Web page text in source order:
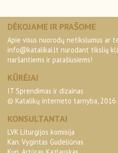
DĖKOJAME IR PRAŠOME
Apie visus nuorodų netikslumus ar
info@katalikai.lt nurodant tikslią
naršantiems ir parašiusiems!
KŪRĖJAI
IT Sprendimas ir dizainas
© Katalikų interneto tarnyba,
KONSULTANTAI
LVK Liturgijos komisija
Kan. Vygintas Gudeliūnas